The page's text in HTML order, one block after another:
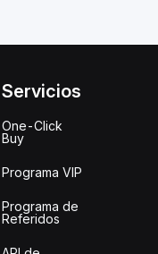
Servicios
One-Click
Buy
Programa VIP
Programa de
Referidos